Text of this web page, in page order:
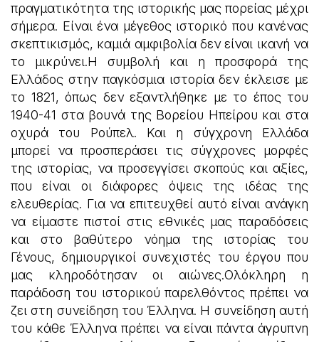
πραγματικότητα της ιστορικής μας πορείας μέχρι
σήμερα. Είναι ένα μέγεθος ιστορικό που κανένας
σκεπτικισμός, καμιά αμφιβολία δεν είναι ικανή να
το μικρύνει.Η συμβολή και η προσφορά της
Ελλάδος στην παγκόσμια ιστορία δεν έκλεισε με
το 1821, όπως δεν εξαντλήθηκε με το έπος του
1940-41 στα βουνά της Βορείου Ηπείρου και στα
οχυρά του Ρούπελ. Και η σύγχρονη Ελλάδα
μπορεί να προσπεράσει τις σύγχρονες μορφές
της ιστορίας, να προσεγγίσει σκοπούς και αξίες,
που είναι οι διάφορες όψεις της ιδέας της
ελευθερίας. Για να επιτευχθεί αυτό είναι ανάγκη
να είμαστε πιστοί στις εθνικές μας παραδόσεις
και στο βαθύτερο νόημα της ιστορίας του
Γένους, δημιουργικοί συνεχιστές του έργου που
μας κληροδότησαν οι αιώνες.Oλόκληρη η
παράδοση του ιστορικού παρελθόντος πρέπει να
ζει στη συνείδηση του Έλληνα. Η συνείδηση αυτή
του κάθε Έλληνα πρέπει να είναι πάντα άγρυπνη